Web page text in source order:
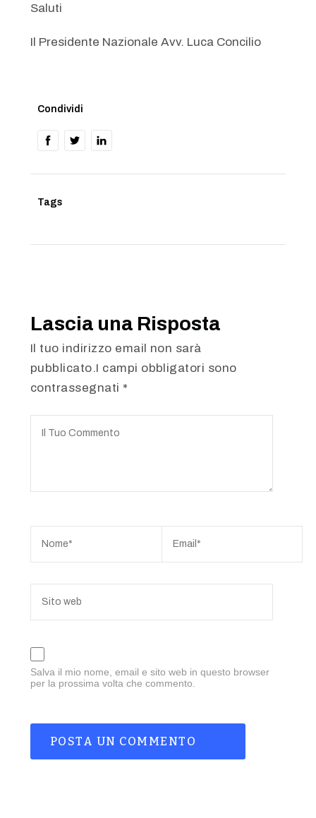
Saluti
Il Presidente Nazionale Avv. Luca Concilio
Condividi
Tags
Lascia una Risposta
Il tuo indirizzo email non sarà
pubblicato.I campi obbligatori sono
contrassegnati *
Salva il mio nome, email e sito web in questo browser
per la prossima volta che commento.